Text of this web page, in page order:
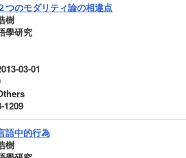
つのモダリティ論の相違点
樹
學研究
03-01
1209
語中的行為
樹